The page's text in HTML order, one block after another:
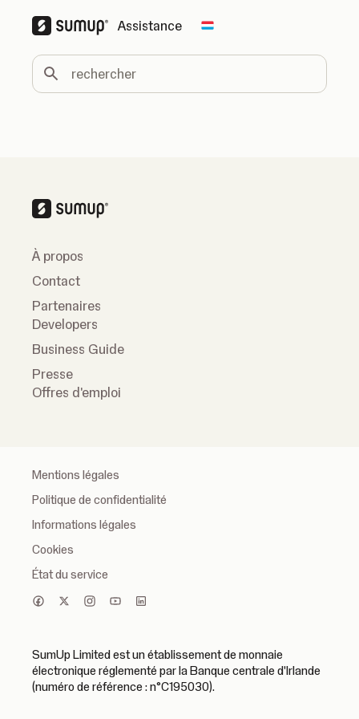
Assistance Change country
rechercher
À propos
Contact
Partenaires
Developers
Business Guide
Presse
Offres d'emploi
Mentions légales
Politique de confidentialité
Informations légales
Cookies
État du service
SumUp Limited est un établissement de monnaie
électronique réglementé par la Banque centrale d'Irlande
(numéro de référence : n°C195030).